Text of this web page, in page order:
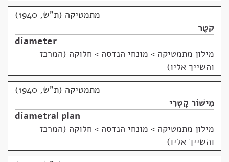
מתמטיקה (ת"ש, 1940)
קֹטֶר
diameter
מילון מתמטיקה > מונחי הנדסה > חלוקה (המרכז
והשייך אליו)
מתמטיקה (ת"ש, 1940)
מִישׁוֹר קָטְרִי
diametral plan
מילון מתמטיקה > מונחי הנדסה > חלוקה (המרכז
והשייך אליו)